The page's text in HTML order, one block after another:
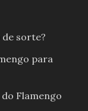
sorte?
para
Flamengo